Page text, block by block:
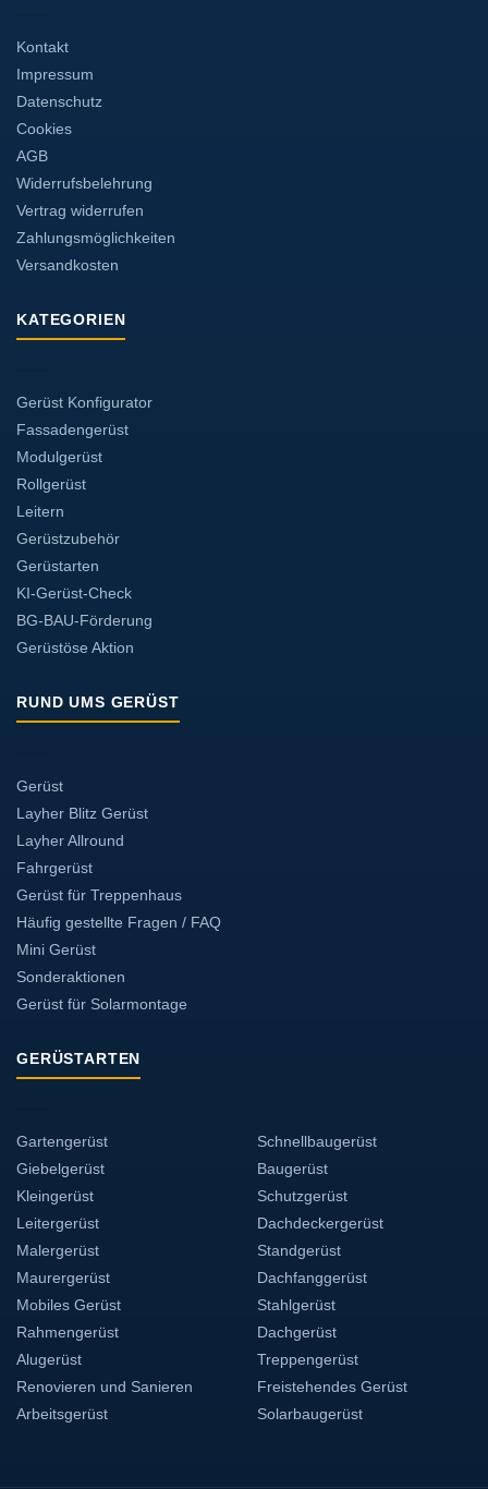
Kontakt
Impressum
Datenschutz
Cookies
AGB
Widerrufsbelehrung
Vertrag widerrufen
Zahlungsmöglichkeiten
Versandkosten
KATEGORIEN
Gerüst Konfigurator
Fassadengerüst
Modulgerüst
Rollgerüst
Leitern
Gerüstzubehör
Gerüstarten
KI-Gerüst-Check
BG-BAU-Förderung
Gerüstöse Aktion
RUND UMS GERÜST
Gerüst
Layher Blitz Gerüst
Layher Allround
Fahrgerüst
Gerüst für Treppenhaus
Häufig gestellte Fragen / FAQ
Mini Gerüst
Sonderaktionen
Gerüst für Solarmontage
GERÜSTARTEN
Gartengerüst
Giebelgerüst
Kleingerüst
Leitergerüst
Malergerüst
Maurergerüst
Mobiles Gerüst
Rahmengerüst
Alugerüst
Renovieren und Sanieren
Arbeitsgerüst
Schnellbaugerüst
Baugerüst
Schutzgerüst
Dachdeckergerüst
Standgerüst
Dachfanggerüst
Stahlgerüst
Dachgerüst
Treppengerüst
Freistehendes Gerüst
Solarbaugerüst